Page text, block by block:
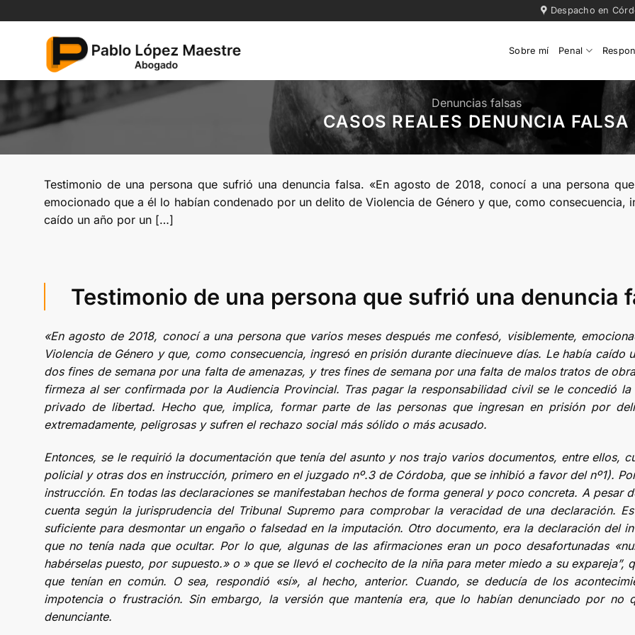
contenido
Despacho en
Sobre mí Penal
Denuncias falsas
CASOS REALES DENUNCIA FALSA
Testimonio de una persona que sufrió una denuncia falsa. «En agosto de 2018, conocí a una persona
emocionado que a él lo habían condenado por un delito de Violencia de Género y que, como consecuencia,
caído un año por un […]
Testimonio de una persona que sufrió una denuncia
«En agosto de 2018, conocí a una persona que varios meses después me confesó, visiblemente,
Violencia de Género y que, como consecuencia, ingresó en prisión durante diecinueve días. Le había
dos fines de semana por una falta de amenazas, y tres fines de semana por una falta de malos tratos de
firmeza al ser confirmada por la Audiencia Provincial. Tras pagar la responsabilidad civil se le concedió
privado de libertad. Hecho que, implica, formar parte de las personas que ingresan en prisión por
extremadamente, peligrosas y sufren el rechazo social más sólido o más acusado.
Entonces, se le requirió la documentación que tenía del asunto y nos trajo varios documentos, entre ellos,
policial y otras dos en instrucción, primero en el juzgado nº.3 de Córdoba, que se inhibió a favor del nº1).
instrucción. En todas las declaraciones se manifestaban hechos de forma general y poco concreta. A pesar
cuenta según la jurisprudencia del Tribunal Supremo para comprobar la veracidad de una declaración.
suficiente para desmontar un engaño o falsedad en la imputación. Otro documento, era la declaración del
que no tenía nada que ocultar. Por lo que, algunas de las afirmaciones eran un poco desafortunadas
habérselas puesto, por supuesto.» o » que se llevó el cochecito de la niña para meter miedo a su expareja”,
que tenían en común. O sea, respondió «sí», al hecho, anterior. Cuando, se deducía de los
impotencia o frustración. Sin embargo, la versión que mantenía era, que lo habían denunciado por
denunciante.